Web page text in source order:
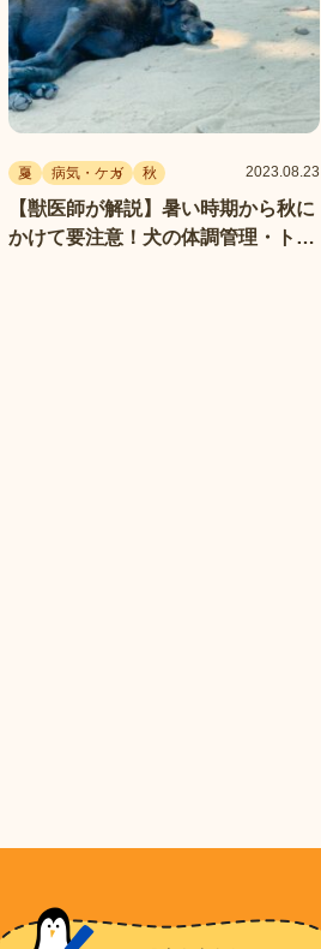
夏 病気・ケガ 秋 2023.08.23
【獣医師が解説】暑い時期から秋に
かけて要注意！犬の体調管理・トラ